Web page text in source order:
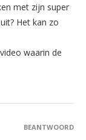
met zijn super
Het kan zo
waarin de
BEANTWOORD